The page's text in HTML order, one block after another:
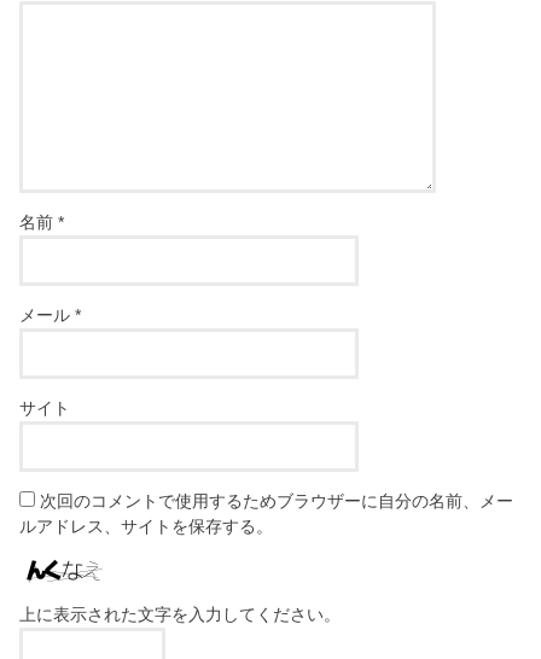
名前*
メール*
サイト
次回のコメントで使用するためブラウザーに自分の名前、メー
ルアドレス、サイトを保存する。
上に表示された文字を入力してください。